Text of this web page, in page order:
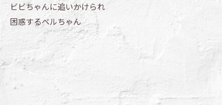
ビビちゃんに追いかけられ
困惑するベルちゃん